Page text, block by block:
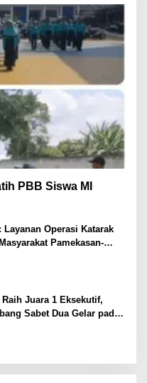
PBB Siswa MI
Layanan Operasi Katarak
Pamekasan-
Juara 1 Eksekutif,
Sabet Dua Gelar pada